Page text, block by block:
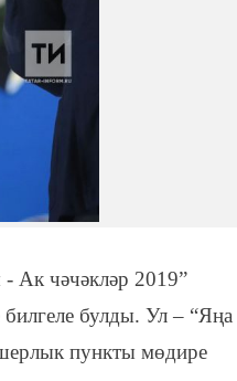
Ак чәчәкләр 2019”
булды. Ул – “Яңа
пункты мөдире